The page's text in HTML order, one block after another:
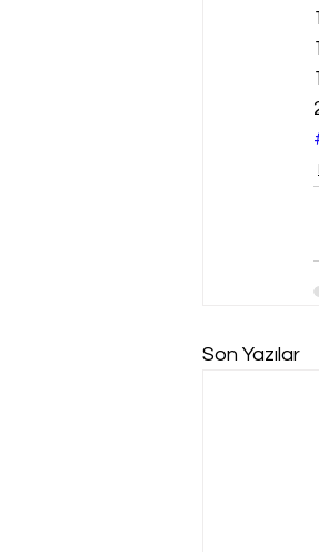
Son Yazılar